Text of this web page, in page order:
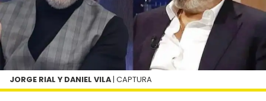
JORGE RIAL Y DANIEL VILA | CAPTURA